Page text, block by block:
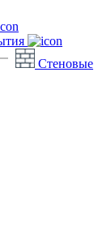
Стеновые